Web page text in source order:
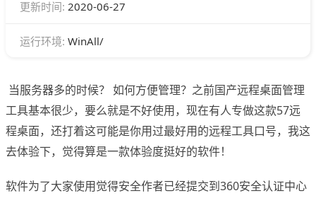
更新时间: 2020-06-27
运行环境: WinAll/
当服务器多的时候？ 如何方便管理？之前国产远程桌面管理
工具基本很少，要么就是不好使用，现在有人专做这款57远
程桌面，还打着这可能是你用过最好用的远程工具口号，我这
去体验下，觉得算是一款体验度挺好的软件！
软件为了大家使用觉得安全作者已经提交到360安全认证中心